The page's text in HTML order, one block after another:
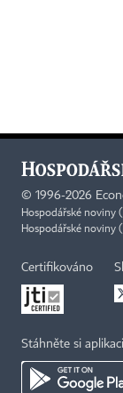
© 1996-2026
Hospodářské
Hospodářské noviny
Certifikováno
Stáhněte si